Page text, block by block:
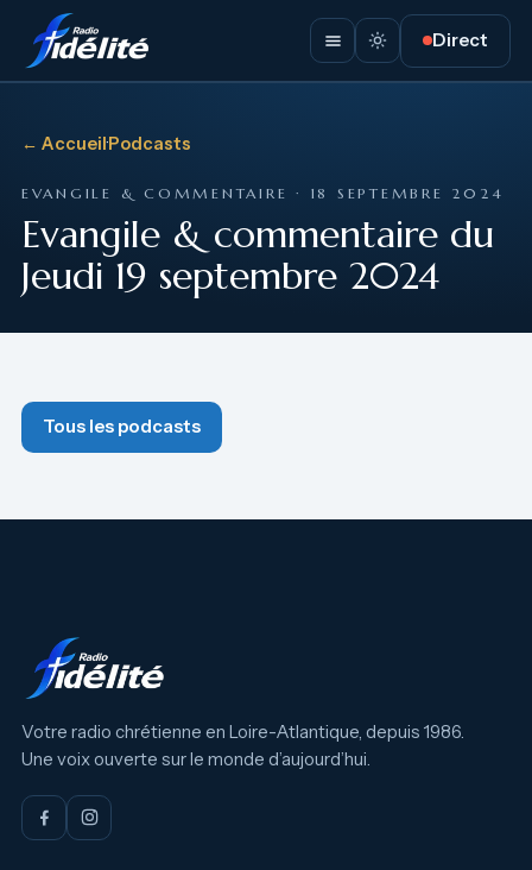
Direct
← Accueil·Podcasts
EVANGILE & COMMENTAIRE · 18 SEPTEMBRE 2024
Evangile & commentaire du
Jeudi 19 septembre 2024
Tous les podcasts
Votre radio chrétienne en Loire-Atlantique, depuis 1986.
Une voix ouverte sur le monde d’aujourd’hui.